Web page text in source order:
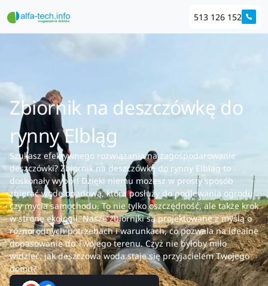
513 126 152
Zbiornik na deszczówkę do
rynny Elbląg
Szukasz efektywnego rozwiązania na zagospodarowanie
deszczówki? Zbiornik na deszczówkę do rynny Elbląg to
doskonały wybór! Dzięki niemu możesz w prosty sposób
zbierać wodę opadową, która posłuży do podlewania ogrodu
czy mycia samochodu. To nie tylko oszczędność, ale także krok
w stronę ekologii. Nasze zbiorniki są projektowane z myślą o
różnorodnych potrzebach i warunkach, co pozwala na idealne
dopasowanie do Twojego terenu. Czyż nie byłoby miło
widzieć, jak deszczowa woda staje się przyjacielem Twojego
domu?